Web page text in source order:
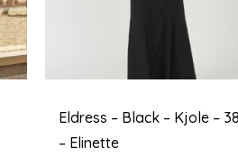
Eldress – Black – Kjole –
– Elinette